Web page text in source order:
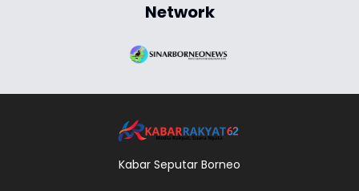
Network
Kabar Seputar Borneo